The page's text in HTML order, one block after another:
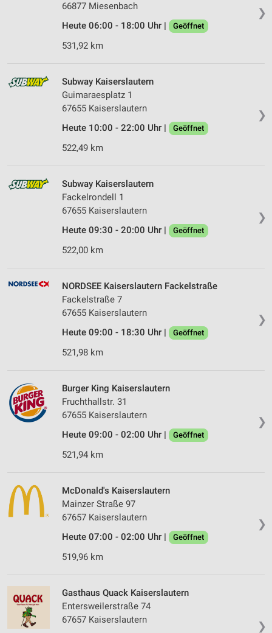
❯
66877 Miesenbach
Heute 06:00 - 18:00 Uhr |
Geöffnet
531,92 km
❯
Subway Kaiserslautern
Guimaraesplatz 1
67655 Kaiserslautern
Heute 10:00 - 22:00 Uhr |
Geöffnet
522,49 km
❯
Subway Kaiserslautern
Fackelrondell 1
67655 Kaiserslautern
Heute 09:30 - 20:00 Uhr |
Geöffnet
522,00 km
❯
NORDSEE Kaiserslautern Fackelstraße
Fackelstraße 7
67655 Kaiserslautern
Heute 09:00 - 18:30 Uhr |
Geöffnet
521,98 km
❯
Burger King Kaiserslautern
Fruchthallstr. 31
67655 Kaiserslautern
Heute 09:00 - 02:00 Uhr |
Geöffnet
521,94 km
❯
McDonald's Kaiserslautern
Mainzer Straße 97
67657 Kaiserslautern
Heute 07:00 - 02:00 Uhr |
Geöffnet
519,96 km
❯
Gasthaus Quack Kaiserslautern
Entersweilerstraße 74
67657 Kaiserslautern